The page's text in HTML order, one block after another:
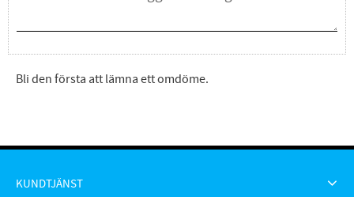
Bli den första att lämna ett omdöme.
KUNDTJÄNST